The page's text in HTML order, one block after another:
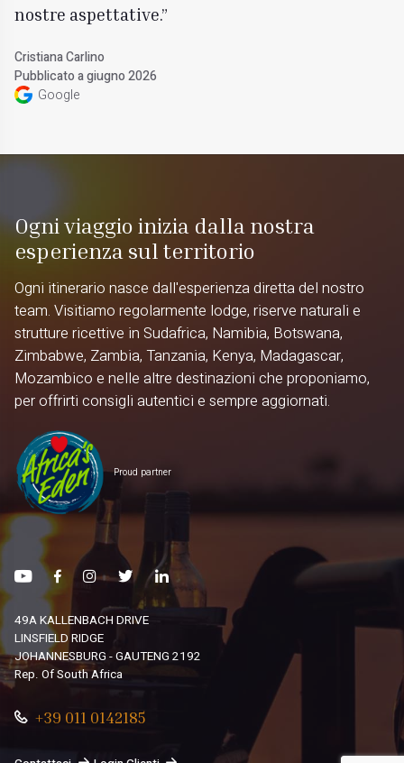
nostre aspettative.
Cristiana Carlino
Pubblicato a giugno 2026
Google
Ogni viaggio inizia dalla nostra
esperienza sul territorio
Ogni itinerario nasce dall'esperienza diretta del nostro
team. Visitiamo regolarmente lodge, riserve naturali e
strutture ricettive in Sudafrica, Namibia, Botswana,
Zimbabwe, Zambia, Tanzania, Kenya, Madagascar,
Mozambico e nelle altre destinazioni che proponiamo,
per offrirti consigli autentici e sempre aggiornati.
Proud partner
49A KALLENBACH DRIVE
LINSFIELD RIDGE
JOHANNESBURG - GAUTENG 2192
Rep. Of South Africa
+39 011 0142185